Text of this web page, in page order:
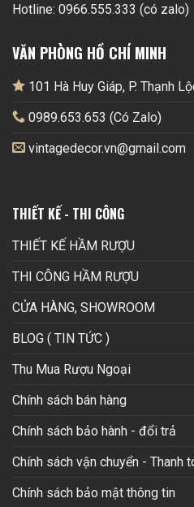
Hotline: 0966.555.333 (có zalo)
VĂN PHÒNG HỒ CHÍ MINH
101 Hà Huy Giáp, P. Thạnh
0989.653.653 (Có Zalo)
vintagedecor.vn@gmail.com
THIẾT KẾ - THI CÔNG
THIẾT KẾ HẦM RƯỢU
THI CÔNG HẦM RƯỢU
CỬA HÀNG, SHOWROOM
BLOG ( TIN TỨC )
Thu Mua Rượu Ngoại
Chính sách bán hàng
Chính sách bảo hành - đổi trả
Chính sách vận chuyển - Thanh
Chính sách bảo mật thông tin